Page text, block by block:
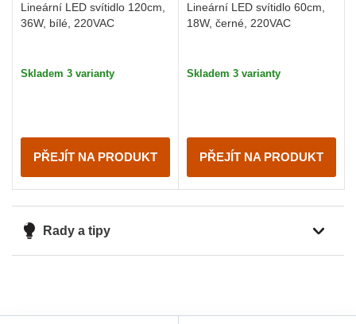
Lineární LED svítidlo 120cm,
36W, bílé, 220VAC
Skladem 3 varianty
PŘEJÍT NA PRODUKT
Lineární LED svítidlo 60cm,
18W, černé, 220VAC
Skladem 3 varianty
PŘEJÍT NA PRODUKT
Rady a tipy